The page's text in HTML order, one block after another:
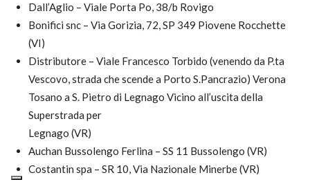
Dall’Aglio – Viale Porta Po, 38/b Rovigo
Bonifici snc – Via Gorizia, 72, SP 349 Piovene Rocchette
(VI)
Distributore – Viale Francesco Torbido (venendo da P.ta
Vescovo, strada che scende a Porto S.Pancrazio) Verona
Tosano a S. Pietro di Legnago Vicino all’uscita della
Superstrada per
Legnago (VR)
Auchan Bussolengo Ferlina – SS 11 Bussolengo (VR)
Costantin spa – SR 10, Via Nazionale Minerbe (VR)